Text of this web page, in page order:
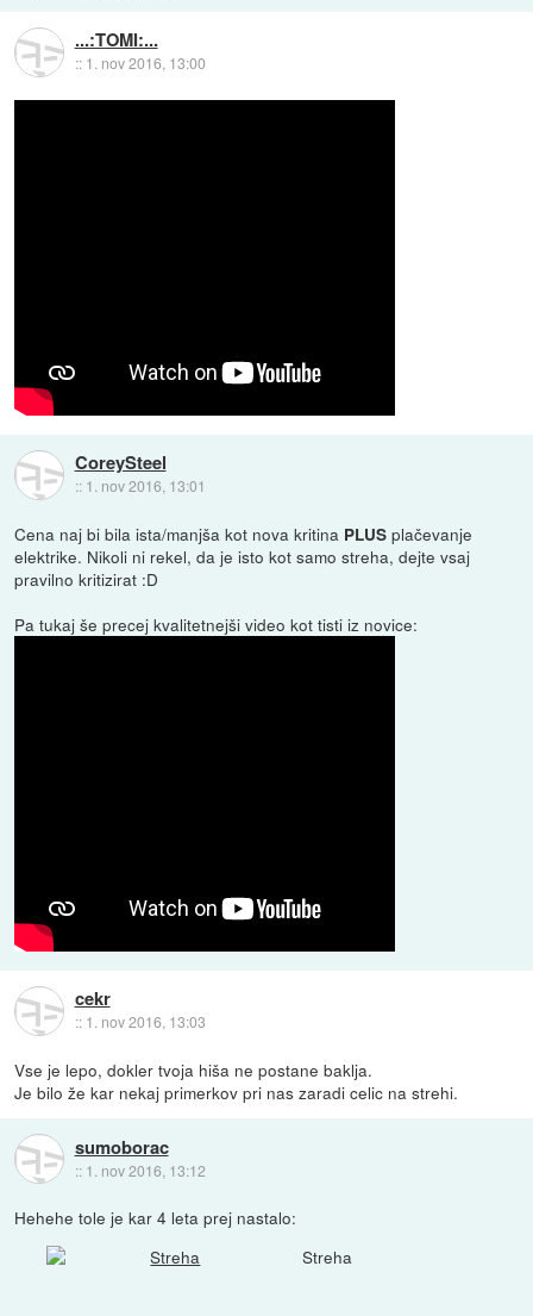
...:TOMI:...
:: 1. nov 2016, 13:00
CoreySteel
:: 1. nov 2016, 13:01
Cena naj bi bila ista/manjša kot nova kritina PLUS plačevanje
elektrike. Nikoli ni rekel, da je isto kot samo streha, dejte vsaj
pravilno kritizirat :D
Pa tukaj še precej kvalitetnejši video kot tisti iz novice:
cekr
:: 1. nov 2016, 13:03
Vse je lepo, dokler tvoja hiša ne postane baklja.
Je bilo že kar nekaj primerkov pri nas zaradi celic na strehi.
sumoborac
:: 1. nov 2016, 13:12
Hehehe tole je kar 4 leta prej nastalo:
Streha